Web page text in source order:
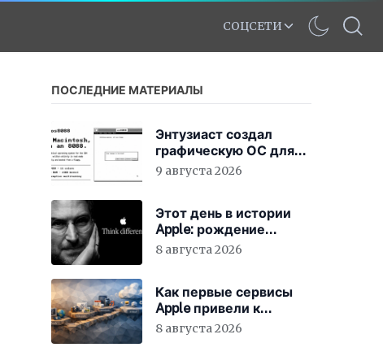
СОЦСЕТИ
ПОСЛЕДНИЕ МАТЕРИАЛЫ
Энтузиаст создал
графическую ОС для
IBM PC XT на
9 августа 2026
Этот день в истории
Apple: рождение
нового слогана «Think
8 августа 2026
Как первые сервисы
Apple привели к
появлению iCloud
8 августа 2026